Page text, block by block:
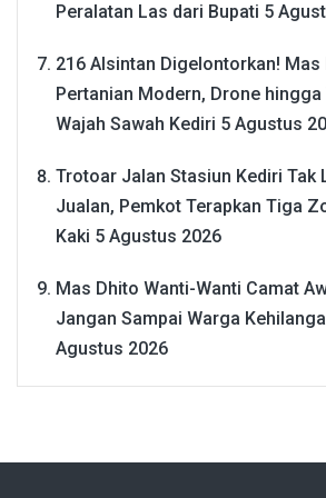
Peralatan Las dari Bupati 5
216 Alsintan Digelontorkan! Mas
Pertanian Modern, Drone
Wajah Sawah Kediri 5 Agustus
Trotoar Jalan Stasiun Kediri Tak
Jualan, Pemkot Terapkan Tiga
Kaki 5 Agustus 2026
Mas Dhito Wanti-Wanti Camat
Jangan Sampai Warga
Agustus 2026